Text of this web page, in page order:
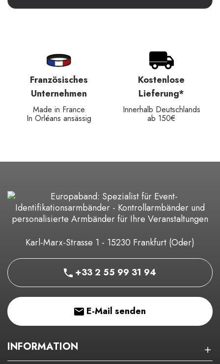
Französisches
Unternehmen
Made in France
In Orléans ansässig
Kostenlose
Lieferung*
Innerhalb Deutschlands
ab 150€
Karl-Marx-Strasse 1 - 15230 Frankfurt (Oder)
+33 2 55 99 31 94
E-Mail senden
INFORMATION